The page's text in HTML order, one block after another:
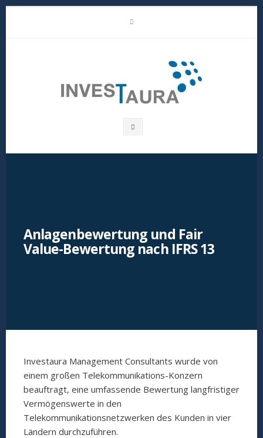
Search
Anlagenbewertung und Fair
Value-Bewertung nach IFRS 13
Investaura Management Consultants wurde von
einem großen Telekommunikations-Konzern
beauftragt, eine umfassende Bewertung langfristiger
Vermögenswerte in den
Telekommunikationsnetzwerken des Kunden in vier
Ländern durchzuführen.